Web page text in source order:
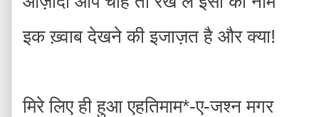
इक ख़्वाब देखने की इजाज़त है और क्या!
मिरे लिए ही हुआ एहतिमाम*-ए-जश्न मगर